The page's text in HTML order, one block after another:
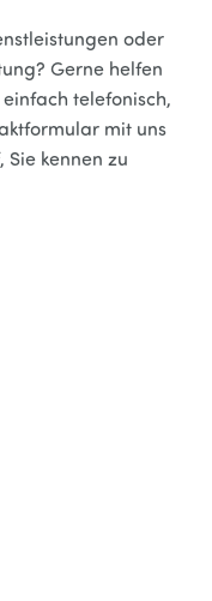
oder
Gerne helfen
telefonisch,
mit uns
Sie kennen zu